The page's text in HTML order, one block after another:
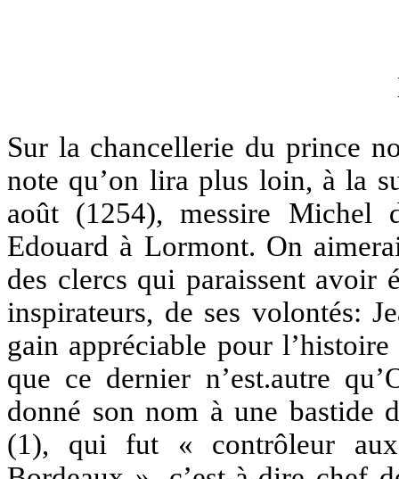
Sur la chancellerie du prince
note qu’on lira plus loin, à la
août (1254), messire Michel
Edouard à Lormont. On
des clercs qui paraissent avoir
inspirateurs, de ses volontés:
gain appréciable pour
que ce dernier n’est.autre
donné son nom à une bastide
(1), qui fut « contrôleur